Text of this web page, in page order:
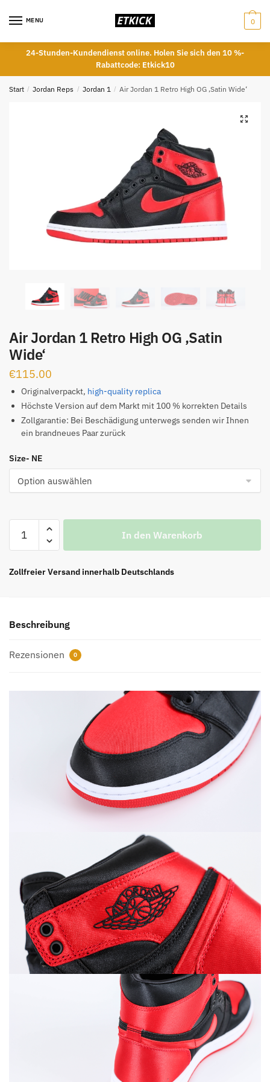
MENU 0
24-Stunden-Kundendienst online. Holen Sie sich den 10 %-
Rabattcode: Etkick10
Start / Jordan Reps / Jordan 1 / Air Jordan 1 Retro High OG ‚Satin Wide‘
Air Jordan 1 Retro High OG ‚Satin
Wide‘
€115.00
Originalverpackt, high-quality replica
Höchste Version auf dem Markt mit 100 % korrekten Details
Zollgarantie: Bei Beschädigung unterwegs senden wir Ihnen
ein brandneues Paar zurück
Size- NE
Jordan
Retro
Wide'
In den Warenkorb
Zollfreier Versand innerhalb Deutschlands
Beschreibung
Rezensionen 0